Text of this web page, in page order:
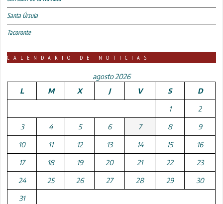
Santa Úrsula
Tacoronte
CALENDARIO DE NOTICIAS
agosto 2026
L
M X J V S D
1 2
3 4 5 6 7 8 9
10 11 12 13 14 15 16
17 18 19 20 21 22 23
24 25 26 27 28 29 30
31